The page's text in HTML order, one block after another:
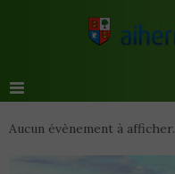
Aucun évènement à afficher.